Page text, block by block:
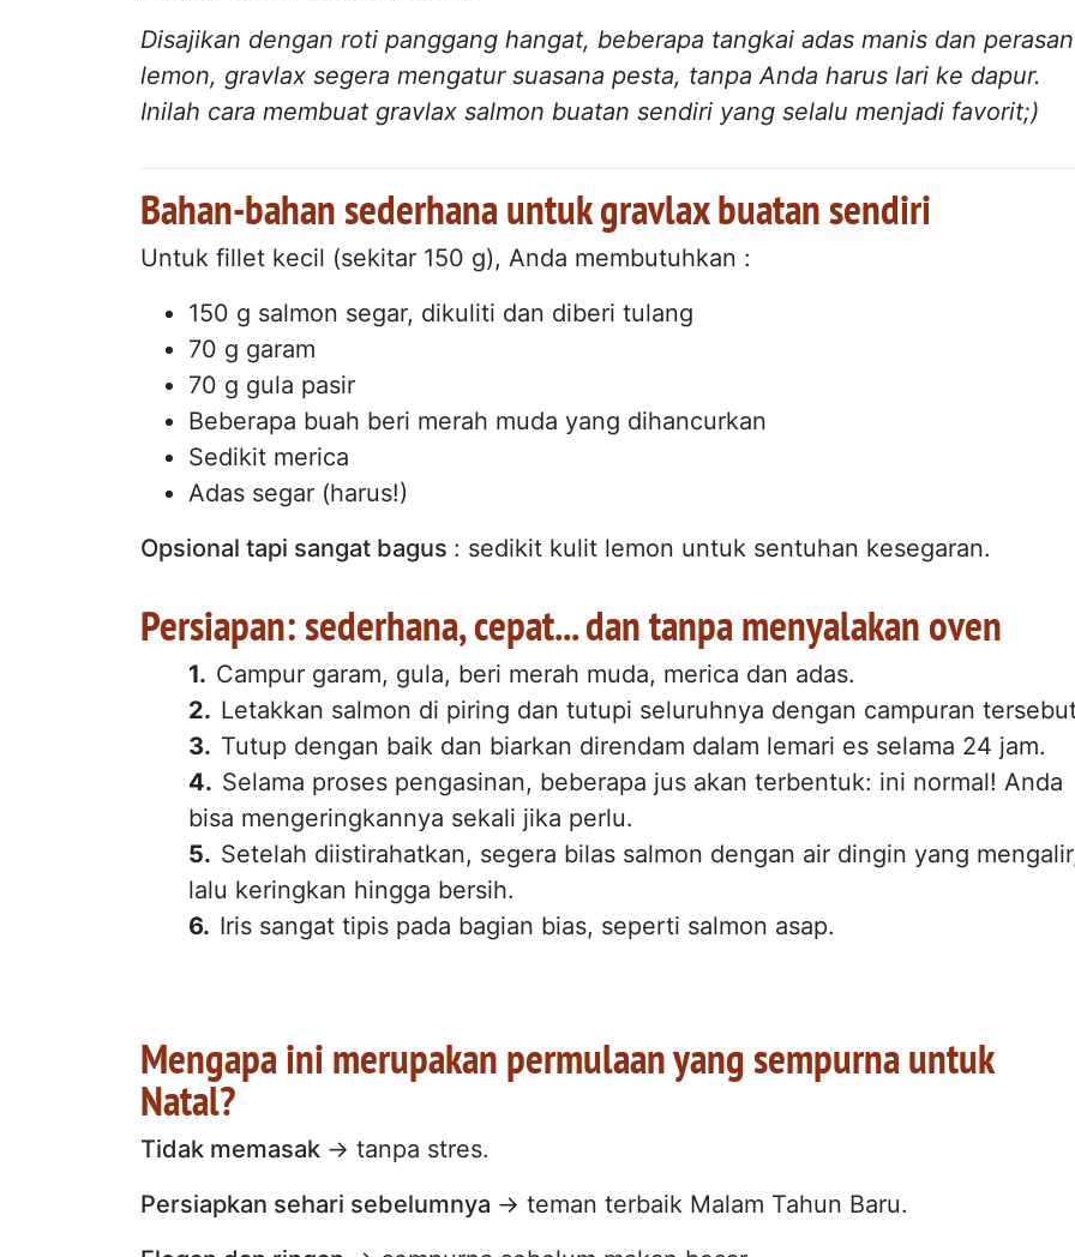
Disajikan dengan roti panggang hangat, beberapa tangkai adas manis dan perasan
lemon, gravlax segera mengatur suasana pesta, tanpa Anda harus lari ke dapur.
Inilah cara membuat gravlax salmon buatan sendiri yang selalu menjadi favorit;)
Bahan-bahan sederhana untuk gravlax buatan sendiri
Untuk fillet kecil (sekitar 150 g), Anda membutuhkan :
150 g salmon segar, dikuliti dan diberi tulang
70 g garam
70 g gula pasir
Beberapa buah beri merah muda yang dihancurkan
Sedikit merica
Adas segar (harus!)
Opsional tapi sangat bagus : sedikit kulit lemon untuk sentuhan kesegaran.
Persiapan: sederhana, cepat... dan tanpa menyalakan oven
Campur garam, gula, beri merah muda, merica dan adas.
Letakkan salmon di piring dan tutupi seluruhnya dengan campuran
Tutup dengan baik dan biarkan direndam dalam lemari es selama 24 jam.
Selama proses pengasinan, beberapa jus akan terbentuk: ini normal! Anda
bisa mengeringkannya sekali jika perlu.
Setelah diistirahatkan, segera bilas salmon dengan air dingin yang
lalu keringkan hingga bersih.
Iris sangat tipis pada bagian bias, seperti salmon asap.
Mengapa ini merupakan permulaan yang sempurna untuk
Natal?
Tidak memasak → tanpa stres.
Persiapkan sehari sebelumnya → teman terbaik Malam Tahun Baru.